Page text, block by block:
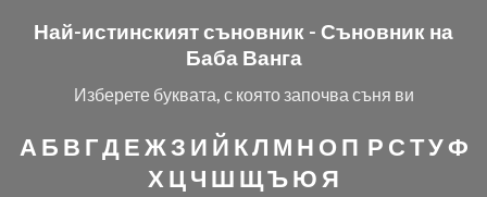
Най-истинският съновник - Съновник на
Баба Ванга
Изберете буквата, с която започва съня ви
А Б В ГДЕЖЗ И Й КЛ М Н О П Р СТУФ
Х ЦЧ Ш ЩЪЮ Я